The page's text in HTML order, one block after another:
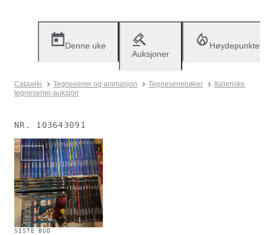
Denne uke
Auksjoner
Høydepunkter
Catawiki Tegneserier og animasjon Tegneseriebøker
Italienske
tegneserier-auksjon
NR. 103643091
Solgt
SISTE BUD